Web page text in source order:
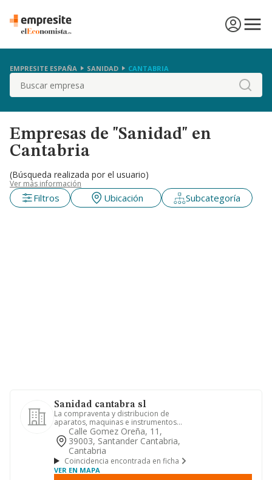
EMPRESITE ESPAÑA SANIDAD CANTABRIA
Buscar
Empresas de "Sanidad" en
Cantabria
(Búsqueda realizada por el usuario)
Ver más información
Filtros Ubicación Subcategoría
Sanidad cantabra sl
La compraventa y distribucion de
aparatos, maquinas e instrumentos
medico, sanitario y/o quirurgico...
Calle Gomez Oreña, 11,
39003, Santander Cantabria,
Cantabria
Coincidencia encontrada en ficha
VER EN MAPA